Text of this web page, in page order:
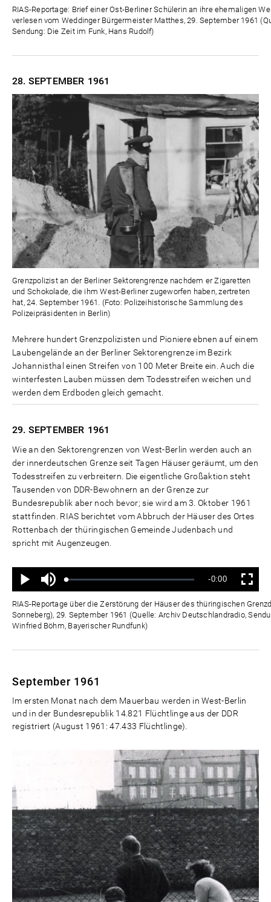
Zeit
RIAS-Reportage: Brief einer Ost-Berliner Schülerin an ihre ehemaligen
verlesen vom Weddinger Bürgermeister Matthes, 29. September 1961
Sendung: Die Zeit im Funk, Hans Rudolf)
28. SEPTEMBER 1961
Grenzpolizist an der Berliner Sektorengrenze nachdem er Zigaretten
und Schokolade, die ihm West-Berliner zugeworfen haben, zertreten
hat, 24. September 1961. (Foto: Polizeihistorische Sammlung des
Polizeipräsidenten in Berlin)
Mehrere hundert Grenzpolizisten und Pioniere ebnen auf einem
Laubengelände an der Berliner Sektorengrenze im Bezirk
Johannisthal einen Streifen von 100 Meter Breite ein. Auch die
winterfesten Lauben müssen dem Todesstreifen weichen und
werden dem Erdboden gleich gemacht.
29. SEPTEMBER 1961
Wie an den Sektorengrenzen von West-Berlin werden auch an
der innerdeutschen Grenze seit Tagen Häuser geräumt, um den
Todesstreifen zu verbreitern. Die eigentliche Großaktion steht
Tausenden von DDR-Bewohnern an der Grenze zur
Bundesrepublik aber noch bevor; sie wird am 3. Oktober 1961
stattfinden. RIAS berichtet vom Abbruch der Häuser des Ortes
Rottenbach der thüringischen Gemeinde Judenbach und
spricht mit Augenzeugen.
Wiedergabe
Ton
aus
Geladen:
Status:
Verbleibende
Zeit
-0:00 Vollbild
RIAS-Reportage über die Zerstörung der Häuser des thüringischen
Sonneberg), 29. September 1961 (Quelle: Archiv Deutschlandradio,
Winfried Böhm, Bayerischer Rundfunk)
September 1961
Im ersten Monat nach dem Mauerbau werden in West-Berlin
und in der Bundesrepublik 14.821 Flüchtlinge aus der DDR
registriert (August 1961: 47.433 Flüchtlinge).